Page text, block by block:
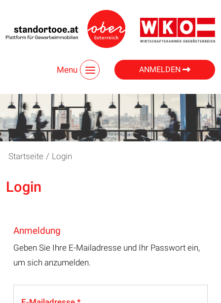
Menu ANMELDEN
Startseite / Login
Login
Anmeldung
Geben Sie Ihre E-Mailadresse und Ihr Passwort ein,
um sich anzumelden.